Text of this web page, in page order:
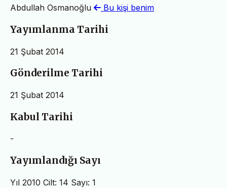
Abdullah Osmanoğlu Bu kişi benim
Yayımlanma Tarihi
21 Şubat 2014
Gönderilme Tarihi
21 Şubat 2014
Kabul Tarihi
-
Yayımlandığı Sayı
Yıl 2010 Cilt: 14 Sayı: 1